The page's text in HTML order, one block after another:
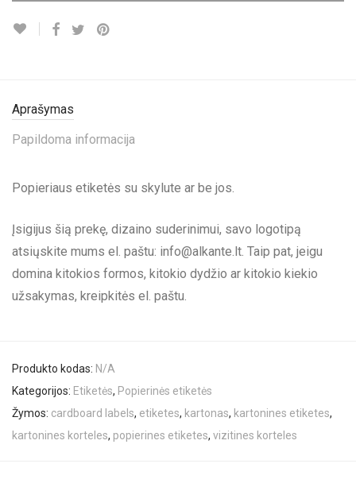
Aprašymas
Papildoma informacija
Popieriaus etiketės su skylute ar be jos.
Įsigijus šią prekę, dizaino suderinimui, savo logotipą
atsiųskite mums el. paštu: info@alkante.lt . Taip pat, jeigu
domina kitokios formos, kitokio dydžio ar kitokio kiekio
užsakymas, kreipkitės el. paštu.
Produkto kodas: N/A
Kategorijos: Etiketės, Popierinės etiketės
Žymos: cardboard labels, etiketes, kartonas, kartonines etiketes,
kartonines korteles, popierines etiketes, vizitines korteles